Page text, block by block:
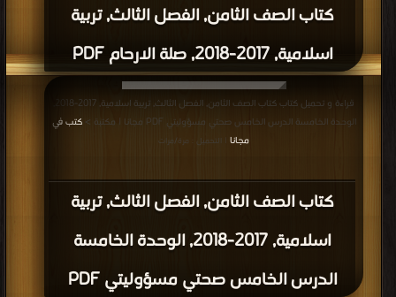
كتاب الصف الثامن, الفصل الثالث, تربية
اسلامية, 2017-2018, صلة الارحام PDF
كتاب الصف الثامن, الفصل الثالث, تربية
اسلامية, 2017-2018, الوحدة الخامسة
الدرس الخامس صحتي مسؤوليتي PDF
الوحدة الخامسة الدرس الخامس صحتي مسؤوليتي PDF مجانا | مكتبة >
كتب في
مجانا | التحميل : مرة/مرات